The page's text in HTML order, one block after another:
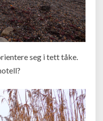
seg i tett tåke.